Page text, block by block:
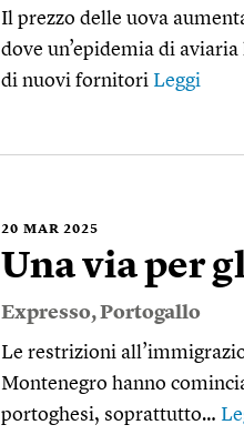
Il prezzo delle uova
dove un’epidemia di
di nuovi fornitori Leggi
20 MAR 2025
Una via per
Expresso,Portogallo
Le restrizioni
Montenegro hanno
portoghesi, soprattutto…